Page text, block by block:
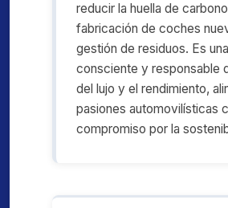
reducir la huella de
fabricación de coches
gestión de residuos. Es
consciente y responsable
del lujo y el rendimiento,
pasiones automovilísticas
compromiso por la